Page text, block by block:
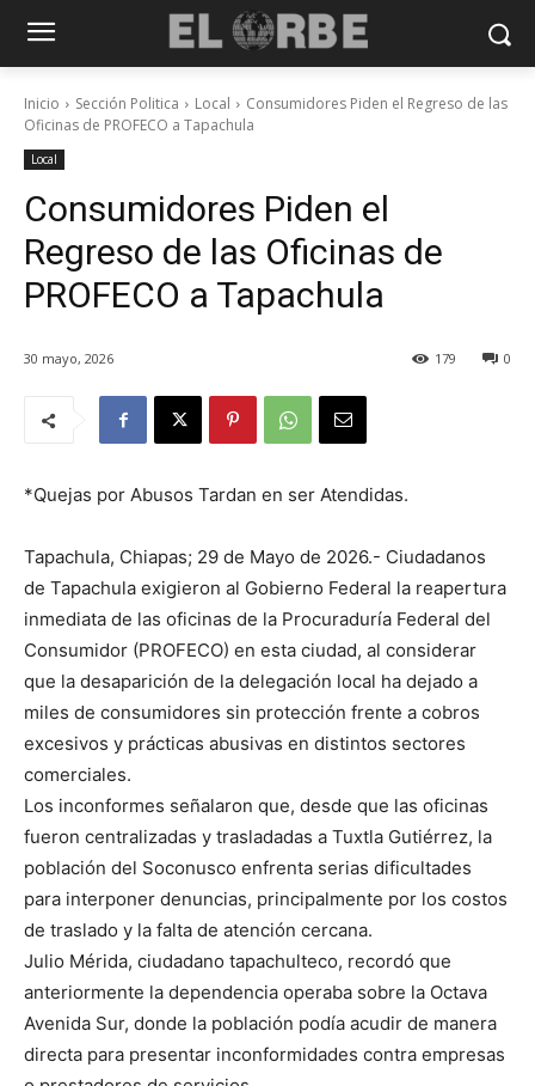
Inicio Sección Politica Local
Consumidores Piden el Regreso de las
Oficinas de PROFECO a Tapachula
Local
Consumidores Piden el
Regreso de las Oficinas de
PROFECO a Tapachula
30 mayo, 2026 0
179
*Quejas por Abusos Tardan en ser Atendidas.
Tapachula, Chiapas; 29 de Mayo de 2026.- Ciudadanos
de Tapachula exigieron al Gobierno Federal la reapertura
inmediata de las oficinas de la Procuraduría Federal del
Consumidor (PROFECO) en esta ciudad, al considerar
que la desaparición de la delegación local ha dejado a
miles de consumidores sin protección frente a cobros
excesivos y prácticas abusivas en distintos sectores
comerciales.
Los inconformes señalaron que, desde que las oficinas
fueron centralizadas y trasladadas a Tuxtla Gutiérrez, la
población del Soconusco enfrenta serias dificultades
para interponer denuncias, principalmente por los costos
de traslado y la falta de atención cercana.
Julio Mérida, ciudadano tapachulteco, recordó que
anteriormente la dependencia operaba sobre la Octava
Avenida Sur, donde la población podía acudir de manera
directa para presentar inconformidades contra empresas